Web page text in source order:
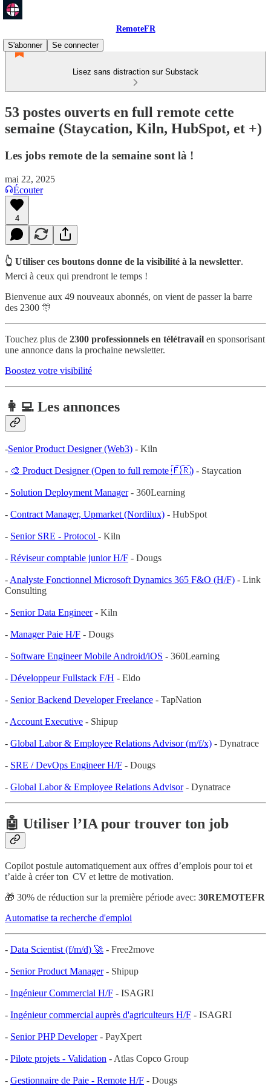
RemoteFR
S'abonner
Se connecter
Lisez sans distraction sur Substack
53 postes ouverts en full remote cette
semaine (Staycation, Kiln, HubSpot, et +)
Les jobs remote de la semaine sont là !
mai 22, 2025
Écouter
4
👆 Utiliser ces boutons donne de la visibilité à la newsletter.
Merci à ceux qui prendront le temps !
Bienvenue aux 49 nouveaux abonnés, on vient de passer la barre
des 2300 🎊
Touchez plus de 2300 professionnels en télétravail en sponsorisant
une annonce dans la prochaine newsletter.
Boostez votre visibilité
👩‍💻 Les annonces
-Senior Product Designer (Web3) - Kiln
- 🎨 Product Designer (Open to full remote 🇫🇷) - Staycation
- Solution Deployment Manager- 360Learning
- Contract Manager, Upmarket (Nordilux) - HubSpot
- Senior SRE - Protocol - Kiln
- Réviseur comptable junior H/F - Dougs
- Analyste Fonctionnel Microsoft Dynamics 365 F&O (H/F) - Link
Consulting
- Senior Data Engineer- Kiln
- Manager Paie H/F - Dougs
- Software Engineer Mobile Android/iOS - 360Learning
- Développeur Fullstack F/H - Eldo
- Senior Backend Developer Freelance - TapNation
- Account Executive - Shipup
- Global Labor & Employee Relations Advisor (m/f/x) - Dynatrace
- SRE / DevOps Engineer H/F - Dougs
- Global Labor & Employee Relations Advisor- Dynatrace
🤖 Utiliser l’IA pour trouver ton job
Copilot postule automatiquement aux offres d’emplois pour toi et
t’aide à créer ton CV et lettre de motivation.
🎁 30% de réduction sur la première période avec: 30REMOTEFR
Automatise ta recherche d'emploi
- Data Scientist (f/m/d) 🚀 - Free2move
- Senior Product Manager- Shipup
- Ingénieur Commercial H/F - ISAGRI
- Ingénieur commercial auprès d'agriculteurs H/F - ISAGRI
- Senior PHP Developer- PayXpert
- Pilote projets - Validation - Atlas Copco Group
- Gestionnaire de Paie - Remote H/F - Dougs